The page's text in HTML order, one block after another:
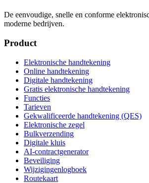
De eenvoudige, snelle en conforme
moderne bedrijven.
Product
Elektronische handtekening
Online handtekening
Digitale handtekening
Gratis elektronische handtekening
Functies
Tarieven
Gekwalificeerde handtekening (QES)
Elektronische zegel
Bulkverzending
Digitale kluis
AI-contractgenerator
Beveiliging
Wijzigingenlogboek
Routekaart